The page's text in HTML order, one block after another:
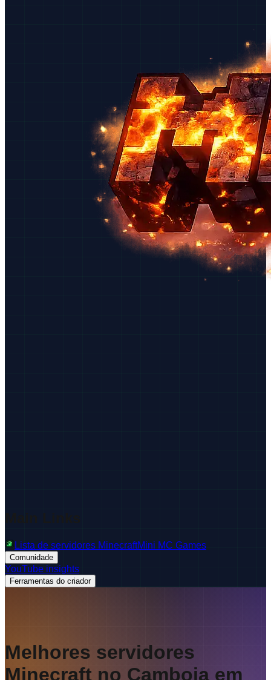
Lista de servidores MinecraftMini MC Games
Comunidade
YouTube insights
Ferramentas do criador
Melhores servidores
Minecraft no Camboja em